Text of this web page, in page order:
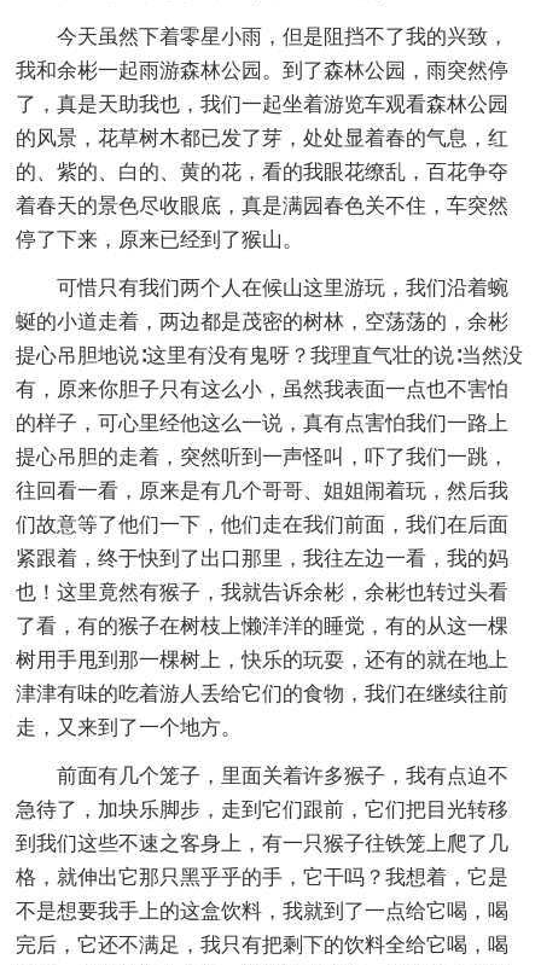
今天虽然下着零星小雨，但是阻挡不了我的兴致，
我和余彬一起雨游森林公园。到了森林公园，雨突然停
了，真是天助我也，我们一起坐着游览车观看森林公园
的风景，花草树木都已发了芽，处处显着春的气息，红
的、紫的、白的、黄的花，看的我眼花缭乱，百花争夺
着春天的景色尽收眼底，真是满园春色关不住，车突然
停了下来，原来已经到了猴山。
可惜只有我们两个人在候山这里游玩，我们沿着蜿
蜒的小道走着，两边都是茂密的树林，空荡荡的，余彬
提心吊胆地说∶这里有没有鬼呀？我理直气壮的说∶当然没
有，原来你胆子只有这么小，虽然我表面一点也不害怕
的样子，可心里经他这么一说，真有点害怕我们一路上
提心吊胆的走着，突然听到一声怪叫，吓了我们一跳，
往回看一看，原来是有几个哥哥、姐姐闹着玩，然后我
们故意等了他们一下，他们走在我们前面，我们在后面
紧跟着，终于快到了出口那里，我往左边一看，我的妈
也！这里竟然有猴子，我就告诉余彬，余彬也转过头看
了看，有的猴子在树枝上懒洋洋的睡觉，有的从这一棵
树用手甩到那一棵树上，快乐的玩耍，还有的就在地上
津津有味的吃着游人丢给它们的食物，我们在继续往前
走，又来到了一个地方。
前面有几个笼子，里面关着许多猴子，我有点迫不
急待了，加块乐脚步，走到它们跟前，它们把目光转移
到我们这些不速之客身上，有一只猴子往铁笼上爬了几
格，就伸出它那只黑乎乎的手，它干吗？我想着，它是
不是想要我手上的这盒饮料，我就到了一点给它喝，喝
完后，它还不满足，我只有把剩下的饮料全给它喝，喝